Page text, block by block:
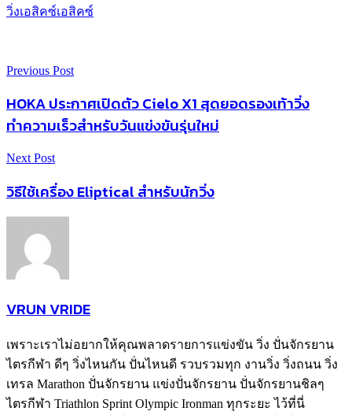
วิ่งเอสิคซ์เอสิคซ์
Previous Post
HOKA ประกาศเปิดตัว Cielo X1 สุดยอดรองเท้าวิ่ง
ทำความเร็วสำหรับวันแข่งขันรุ่นใหม่
Next Post
วิธีใช้เครื่อง Eliptical สำหรับนักวิ่ง
VRUN VRIDE
เพราะเราไม่อยากให้คุณพลาดรายการแข่งขัน วิ่ง ปั่นจักรยาน
ไตรกีฬา ดีๆ วิ่งไหนกัน ปั่นไหนดี รวบรวมทุก งานวิ่ง วิ่งถนน วิ่ง
เทรล Marathon ปั่นจักรยาน แข่งปั่นจักรยาน ปั่นจักรยานชิลๆ
ไตรกีฬา Triathlon Sprint Olympic Ironman ทุกระยะ ไว้ที่นี่